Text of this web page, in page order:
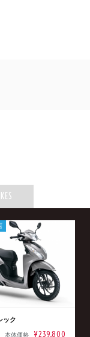
ック
本体価格 ¥239,800